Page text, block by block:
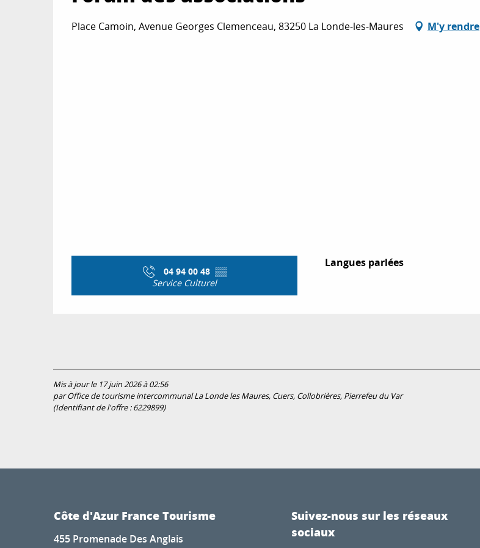
Place Camoin, Avenue Georges Clemenceau, 83250 La Londe-les-Maures M'y rendre
04 94 00 48 ▒▒
Service Culturel
Langues parlées
Langues parlées
Mis à jour le 17 juin 2026 à 02:56
par Office de tourisme intercommunal La Londe les Maures, Cuers, Collobrières, Pierrefeu du Var
(Identifiant de l'offre :6229899)
Côte d'Azur France Tourisme
455 Promenade Des Anglais
Suivez-nous sur les réseaux
sociaux